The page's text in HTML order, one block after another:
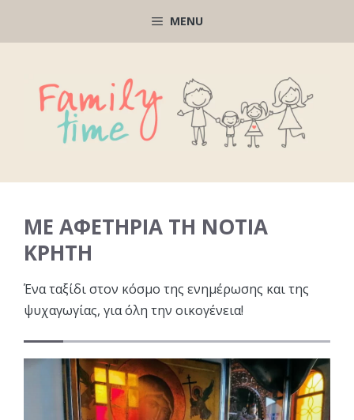
MENU
ΜΕ ΑΦΕΤΗΡΙΑ ΤΗ ΝΟΤΙΑ
ΚΡΗΤΗ
Ένα ταξίδι στον κόσμο της ενημέρωσης και της
ψυχαγωγίας, για όλη την οικογένεια!